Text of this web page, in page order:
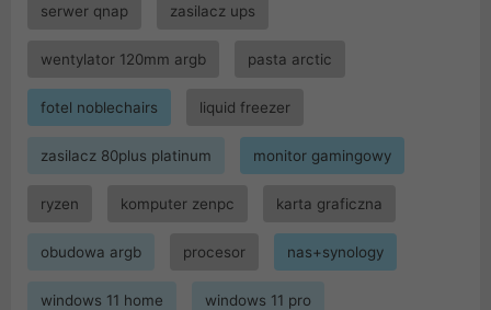
serwer qnap zasilacz ups
wentylator 120mm argb pasta arctic
fotel noblechairs liquid freezer
zasilacz 80plus platinum monitor gamingowy
ryzen komputer zenpc karta graficzna
obudowa argb procesor nas+synology
windows 11 home windows 11 pro